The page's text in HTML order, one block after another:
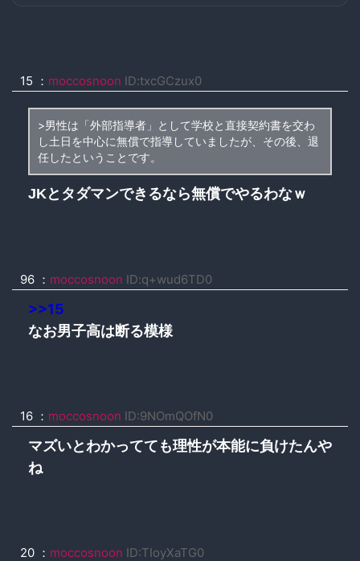
15 ： moccosnoon ID:txcGCzux0
>男性は「外部指導者」として学校と直接契約書を交わ
し土日を中心に無償で指導していましたが、その後、退
任したということです。
JKとタダマンできるなら無償でやるわなｗ
96 ： moccosnoon ID:q+wud6TD0
>>15
なお男子高は断る模様
16 ： moccosnoon ID:9NOmQOfN0
マズいとわかってても理性が本能に負けたんや
ね
20 ： moccosnoon ID:TIoyXaTG0